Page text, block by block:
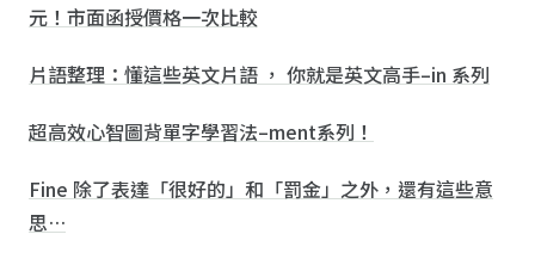
元！市面函授價格一次比較
片語整理：懂這些英文片語 ， 你就是英文高手–in 系列
超高效心智圖背單字學習法–ment系列！
Fine 除了表達「很好的」和「罰金」之外，還有這些意
思…